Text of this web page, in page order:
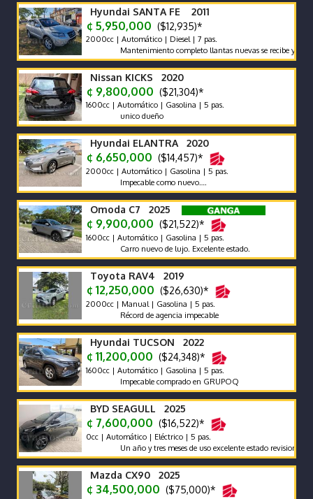
Hyundai SANTA FE 2011
¢ 5,950,000 ($12,935)*
2000cc | Automático | Diesel | 7 pas.
Mantenimiento completo llantas nuevas se recibe y se
Nissan KICKS 2020
¢ 9,800,000 ($21,304)*
1600cc | Automático | Gasolina | 5 pas.
unico dueño
Hyundai ELANTRA 2020
¢ 6,650,000 ($14,457)*
2000cc | Automático | Gasolina | 5 pas.
Impecable como nuevo….
Omoda C7 2025
¢ 9,900,000 ($21,522)*
1600cc | Automático | Gasolina | 5 pas.
Carro nuevo de lujo. Excelente estado.
Toyota RAV4 2019
¢ 12,250,000 ($26,630)*
2000cc | Manual | Gasolina | 5 pas.
Récord de agencia impecable
Hyundai TUCSON 2022
¢ 11,200,000 ($24,348)*
1600cc | Automático | Gasolina | 5 pas.
Impecable comprado en GRUPOQ
BYD SEAGULL 2025
¢ 7,600,000 ($16,522)*
0cc | Automático | Eléctrico | 5 pas.
Un año y tres meses de uso excelente estado revision reciente
Mazda CX90 2025
¢ 34,500,000 ($75,000)*